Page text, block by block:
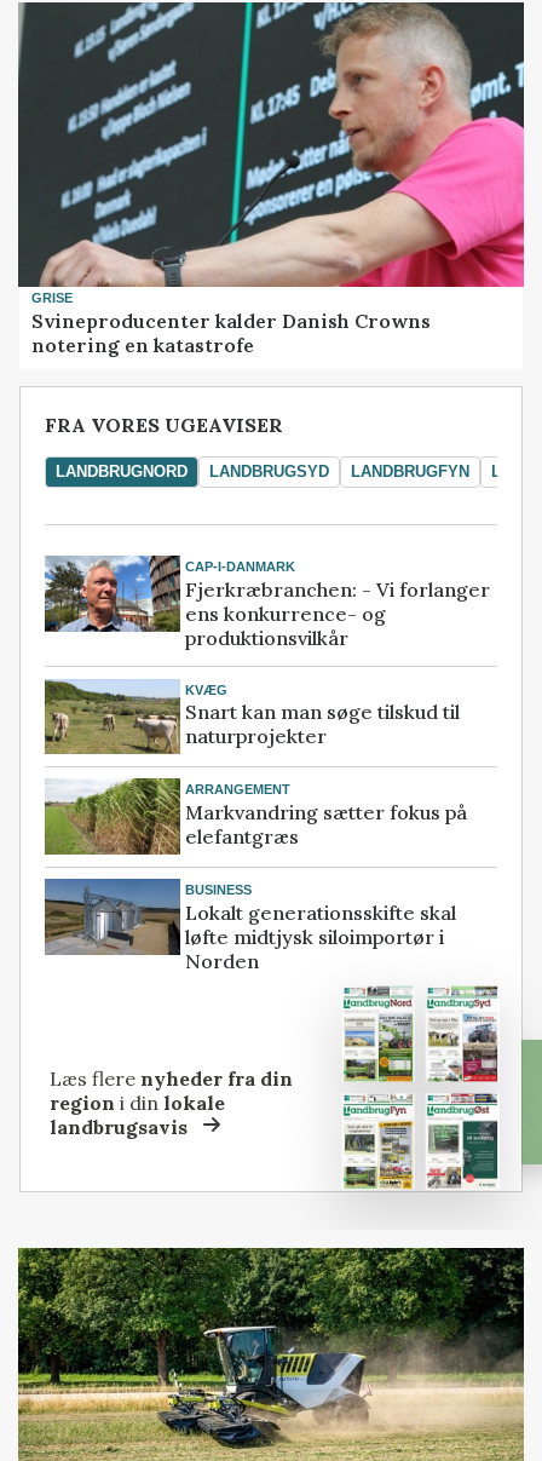
GRISE
Svineproducenter kalder Danish Crowns
notering en katastrofe
FRA VORES UGEAVISER
LANDBRUGNORD LANDBRUGSYD LANDBRUGFYN
CAP-I-DANMARK
Fjerkræbranchen: - Vi forlanger
ens konkurrence- og
produktionsvilkår
KVÆG
Snart kan man søge tilskud til
naturprojekter
ARRANGEMENT
Markvandring sætter fokus på
elefantgræs
BUSINESS
Lokalt generationsskifte skal
løfte midtjysk siloimportør i
Norden
Læs flere nyheder fra din
region i dinlokale
landbrugsavis